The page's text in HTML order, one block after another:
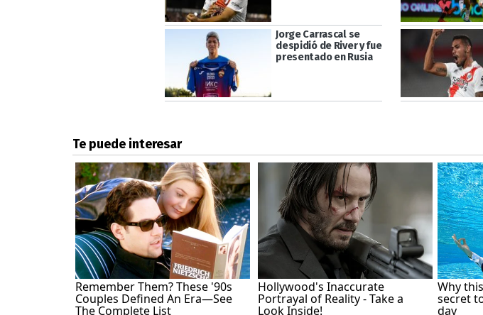
Jorge Carrascal se
despidió de River y fue
presentado en Rusia